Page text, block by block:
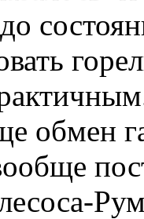
обмен